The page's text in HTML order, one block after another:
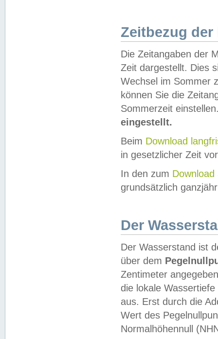
Zeitbezug der
Die Zeitangaben der
Zeit dargestellt. Dies
Wechsel im Sommer
können Sie die
Sommerzeit
eingestellt.
Beim Download
in gesetzlicher Zeit
In den zum Download
grundsätzlich
Der
Der Wasserstand ist
über dem
Zentimeter
die lokale
aus. Erst durch die
Wert des
Normalhöhennull